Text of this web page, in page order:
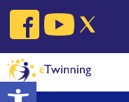
Open toolbar
Skip
content